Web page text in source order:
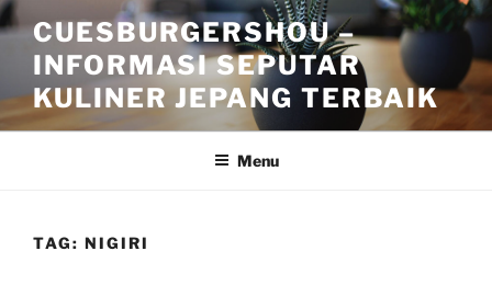
Skip
to
content
CUESBURGERSHOU –
INFORMASI SEPUTAR
KULINER JEPANG TERBAIK
Menu
TAG: NIGIRI